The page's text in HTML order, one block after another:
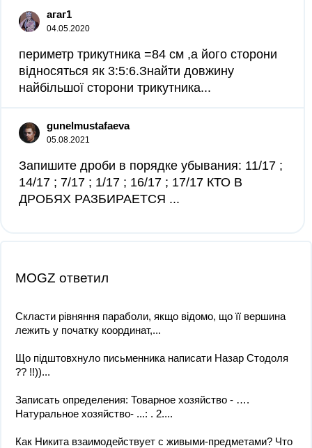
агаг1
04.05.2020
периметр трикутника =84 см ,а його сторони
відносяться як 3:5:6.Знайти довжину
найбільшої сторони трикутника...
gunelmustafaeva
05.08.2021
Запишите дроби в порядке убывания: 11/17 ;
14/17 ; 7/17 ; 1/17 ; 16/17 ; 17/17 КТО В
ДРОБЯХ РАЗБИРАЕТСЯ ​...
MOGZ ответил
Скласти рівняння параболи, якщо відомо, що її вершина
лежить у початку координат,...
Що підштовхнуло письменника написати Назар Стодоля
?? !!))...
Записать определения: Товарное хозяйство - ….
Натуральное хозяйство- ...: . 2....
Как Никита взаимодействует с живыми-предметами? Что